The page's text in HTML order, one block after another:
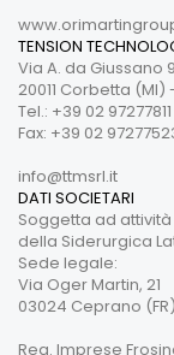
TENSION
Via A. da Giussano 9
20011 Corbetta (MI)
Tel.: +39 02 97277811
Fax: +39 02
info@ttmsrl.it
DATI SOCIETARI
Soggetta ad
della Siderurgica
Sede legale:
Via Oger Martin, 21
03024 Ceprano
Reg. Imprese